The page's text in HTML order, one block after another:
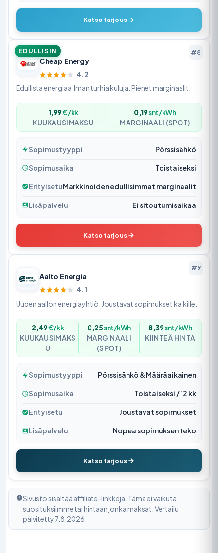
Katso tarjous
EDULLISIN #8
Cheap Energy
4.2
Edullista energiaa ilman turhia kuluja. Pienet marginaalit.
1,99€/kk
KUUKAUSIMAKSU
0,19snt/kWh
MARGINAALI (SPOT)
Sopimustyyppi Pörssisähkö
Sopimusaika Toistaiseksi
ErityisetuMarkkinoiden edullisimmat marginaalit
Lisäpalvelu Ei sitoutumisaikaa
Katso tarjous
#9
Aalto Energia
4.1
Uuden aallon energiayhtiö. Joustavat sopimukset kaikille.
2,49€/kk
KUUKAUSIMAKS
U
0,25snt/kWh
MARGINAALI
(SPOT)
8,39snt/kWh
KIINTEÄ HINTA
Sopimustyyppi Pörssisähkö & Määräaikainen
Sopimusaika Toistaiseksi / 12 kk
Erityisetu Joustavat sopimukset
Lisäpalvelu Nopea sopimuksen teko
Katso tarjous
Sivusto sisältää affiliate-linkkejä. Tämä ei vaikuta
suosituksiimme tai hintaan jonka maksat. Vertailu
päivitetty 7.8.2026.